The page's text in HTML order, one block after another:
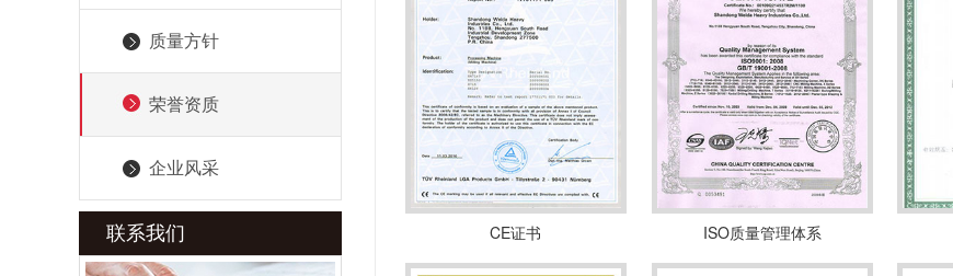
质量方针
荣誉资质
企业风采
联系我们 CE证书 ISO质量管理体系